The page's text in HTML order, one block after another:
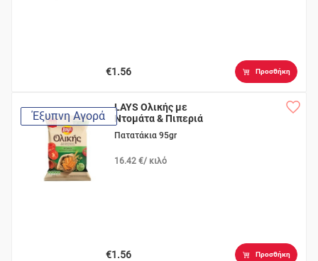
€1.56 Προσθήκη
Έξυπνη Αγορά
LAYS Ολικής με
Ντομάτα & Πιπεριά
Πατατάκια 95gr
16.42 €/ κιλό
€1.56 Προσθήκη